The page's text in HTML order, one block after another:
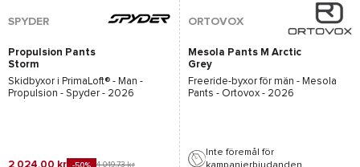
SPYDER
Propulsion Pants
Storm
Skidbyxor i PrimaLoft® - Man -
Propulsion - Spyder - 2026
2 024,00 kr -50% 4 049,73 kr
ORTOVOX
Mesola Pants M Arctic
Grey
Freeride-byxor för män - Mesola
Pants - Ortovox - 2026
Inte föremål för